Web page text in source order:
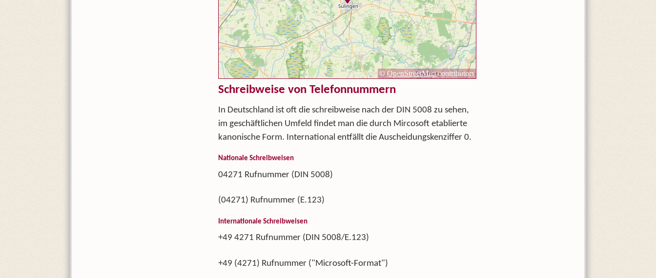
Schreibweise von Telefonnummern
In Deutschland ist oft die schreibweise nach der DIN 5008 zu sehen,
im geschäftlichen Umfeld findet man die durch Mircosoft etablierte
kanonische Form. International entfällt die Auscheidungskenziffer 0.
Nationale Schreibweisen
04271 Rufnummer (DIN 5008)
(04271) Rufnummer (E.123)
Internationale Schreibweisen
+49 4271 Rufnummer (DIN 5008/E.123)
+49 (4271) Rufnummer ("Microsoft-Format")